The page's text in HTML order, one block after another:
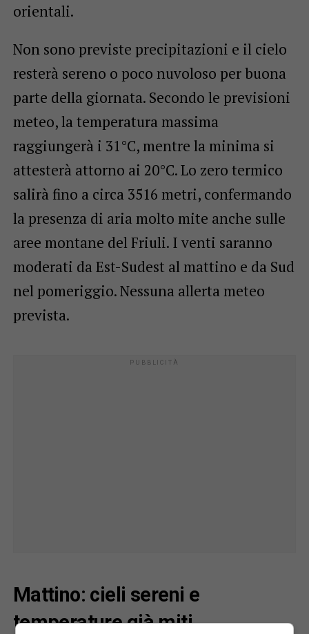
orientali.
Non sono previste precipitazioni e il cielo
resterà sereno o poco nuvoloso per buona
parte della giornata. Secondo le previsioni
meteo, la temperatura massima
raggiungerà i 31°C, mentre la minima si
attesterà attorno ai 20°C. Lo zero termico
salirà fino a circa 3516 metri, confermando
la presenza di aria molto mite anche sulle
aree montane del Friuli. I venti saranno
moderati da Est-Sudest al mattino e da Sud
nel pomeriggio. Nessuna allerta meteo
prevista.
Mattino: cieli sereni e
temperature già miti